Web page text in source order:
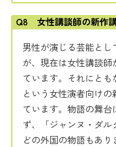
Q8 女性講談師の新作
男性が演じる芸能と
が、現在は女性講談師
ています。それにと
という女性演者向け
ています。物語の舞
ず、「ジャンヌ・ダル
どの外国の物語もあり